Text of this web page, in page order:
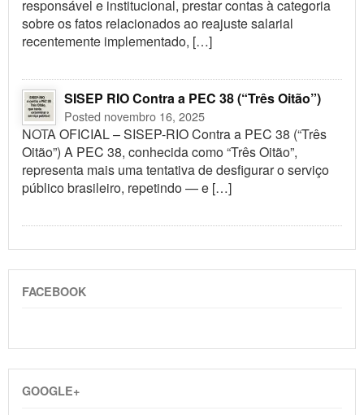
responsável e institucional, prestar contas à categoria
sobre os fatos relacionados ao reajuste salarial
recentemente implementado, […]
SISEP RIO Contra a PEC 38 (“Três Oitão”)
Posted novembro 16, 2025
NOTA OFICIAL – SISEP-RIO Contra a PEC 38 (“Três
Oitão”) A PEC 38, conhecida como “Três Oitão”,
representa mais uma tentativa de desfigurar o serviço
público brasileiro, repetindo — e […]
FACEBOOK
GOOGLE+